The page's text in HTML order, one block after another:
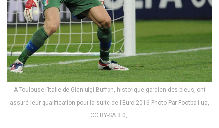
A Toulouse l’Italie de Gianluigi Buffon, historique gardien des bleus, ont
assuré leur qualification pour la suite de l’Euro 2016 Photo Par Football.ua,
CC BY-SA 3.0,